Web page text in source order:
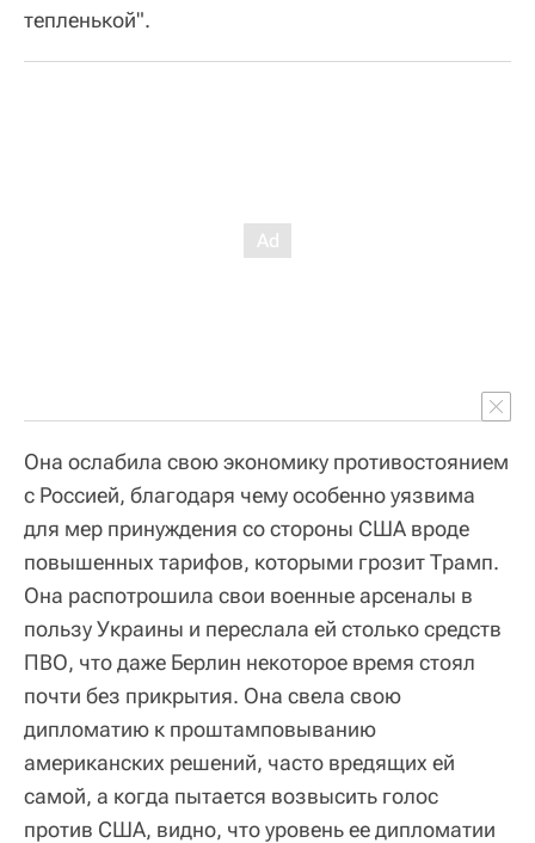
тепленькой".
Она ослабила свою экономику противостоянием
с Россией, благодаря чему особенно уязвима
для мер принуждения со стороны США вроде
повышенных тарифов, которыми грозит Трамп.
Она распотрошила свои военные арсеналы в
пользу Украины и переслала ей столько средств
ПВО, что даже Берлин некоторое время стоял
почти без прикрытия. Она свела свою
дипломатию к проштамповыванию
американских решений, часто вредящих ей
самой, а когда пытается возвысить голос
против США, видно, что уровень ее дипломатии